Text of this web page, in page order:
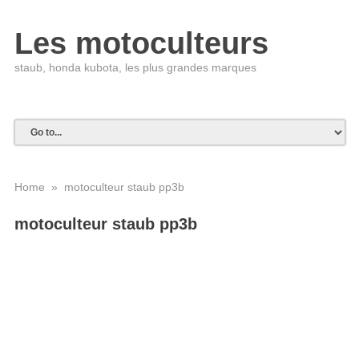
Les motoculteurs
staub, honda kubota, les plus grandes marques
Home » motoculteur staub pp3b
motoculteur staub pp3b